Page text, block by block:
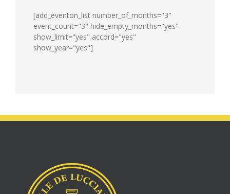
[add_eventon_list number_of_months="3"
event_count="3" hide_empty_months="yes"
show_limit="yes" accord="yes"
show_year="yes"]